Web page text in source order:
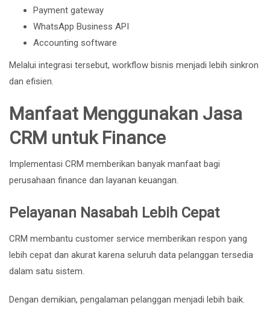
Payment gateway
WhatsApp Business API
Accounting software
Melalui integrasi tersebut, workflow bisnis menjadi lebih sinkron
dan efisien.
Manfaat Menggunakan Jasa
CRM untuk Finance
Implementasi CRM memberikan banyak manfaat bagi
perusahaan finance dan layanan keuangan.
Pelayanan Nasabah Lebih Cepat
CRM membantu customer service memberikan respon yang
lebih cepat dan akurat karena seluruh data pelanggan tersedia
dalam satu sistem.
Dengan demikian, pengalaman pelanggan menjadi lebih baik.